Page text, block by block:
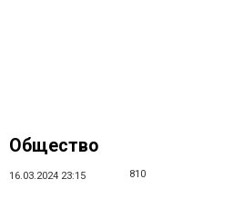
Общество
16.03.2024 23:15 810